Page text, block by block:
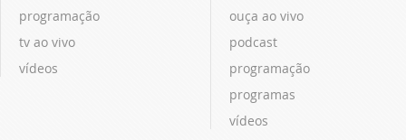
programação
tv ao vivo
vídeos
ouça ao vivo
podcast
programação
programas
vídeos